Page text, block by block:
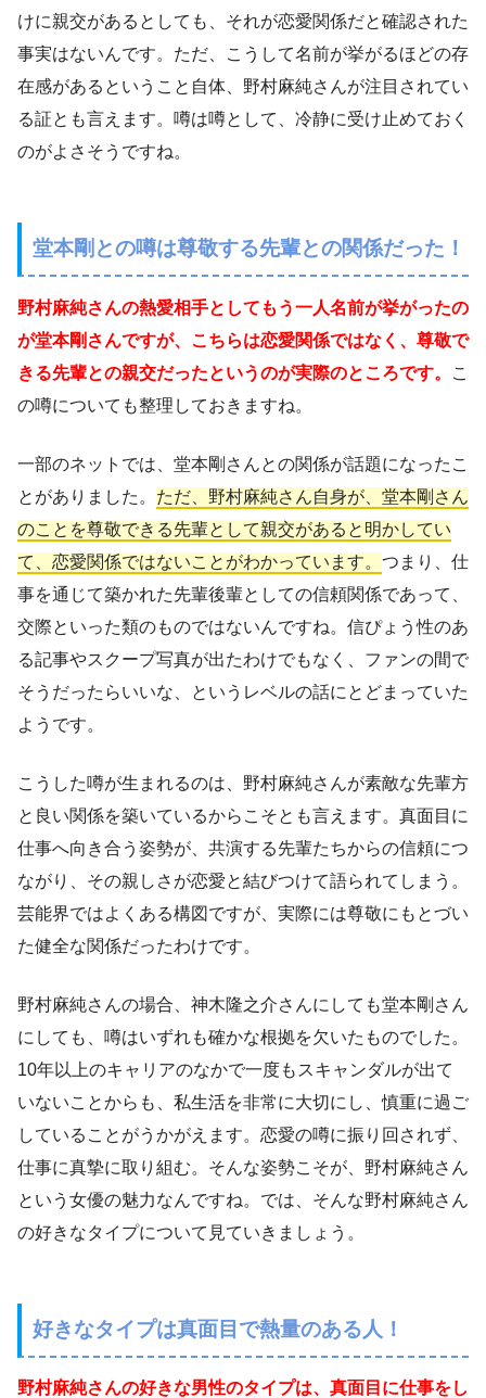
けに親交があるとしても、それが恋愛関係だと確認された
事実はないんです。ただ、こうして名前が挙がるほどの存
在感があるということ自体、野村麻純さんが注目されてい
る証とも言えます。噂は噂として、冷静に受け止めておく
のがよさそうですね。
堂本剛との噂は尊敬する先輩との関係だった！
野村麻純さんの熱愛相手としてもう一人名前が挙がったの
が堂本剛さんですが、こちらは恋愛関係ではなく、尊敬で
きる先輩との親交だったというのが実際のところです。
こ
の噂についても整理しておきますね。
一部のネットでは、堂本剛さんとの関係が話題になったこ
とがありました。 ただ、野村麻純さん自身が、堂本剛さん
のことを尊敬できる先輩として親交があると明かしてい
て、恋愛関係ではないことがわかっています。 つまり、仕
事を通じて築かれた先輩後輩としての信頼関係であって、
交際といった類のものではないんですね。信ぴょう性のあ
る記事やスクープ写真が出たわけでもなく、ファンの間で
そうだったらいいな、というレベルの話にとどまっていた
ようです。
こうした噂が生まれるのは、野村麻純さんが素敵な先輩方
と良い関係を築いているからこそとも言えます。真面目に
仕事へ向き合う姿勢が、共演する先輩たちからの信頼につ
ながり、その親しさが恋愛と結びつけて語られてしまう。
芸能界ではよくある構図ですが、実際には尊敬にもとづい
た健全な関係だったわけです。
野村麻純さんの場合、神木隆之介さんにしても堂本剛さん
にしても、噂はいずれも確かな根拠を欠いたものでした。
10年以上のキャリアのなかで一度もスキャンダルが出て
いないことからも、私生活を非常に大切にし、慎重に過ご
していることがうかがえます。恋愛の噂に振り回されず、
仕事に真摯に取り組む。そんな姿勢こそが、野村麻純さん
という女優の魅力なんですね。では、そんな野村麻純さん
の好きなタイプについて見ていきましょう。
好きなタイプは真面目で熱量のある人！
野村麻純さんの好きな男性のタイプは、真面目に仕事をし